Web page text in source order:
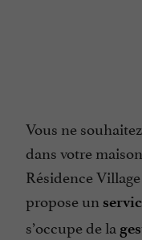
Vous ne
dans votre
Résidence
propose un
s’occupe de la